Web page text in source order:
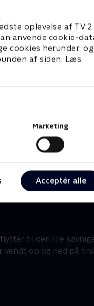
oplevelse af TV 2
anvende cookie-
cookies herunder, og
af siden. Læs
Marketing
Acceptér alle
Bjergets helte
• 15 sæsoner
til den lille
vendt op og ned på